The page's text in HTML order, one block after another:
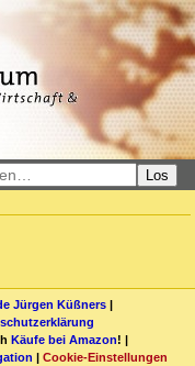
Los
Jürgen Küßners |
Käufe bei Amazon! |
| Cookie-Einstellungen